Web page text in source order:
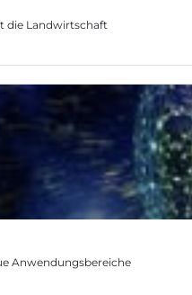
die Landwirtschaft
Anwendungsbereiche